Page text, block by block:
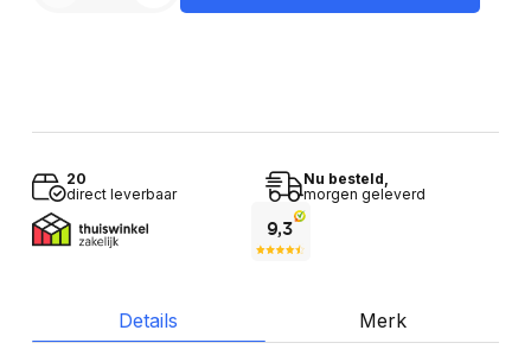
20
direct leverbaar
Nu besteld,
morgen geleverd
Details Merk